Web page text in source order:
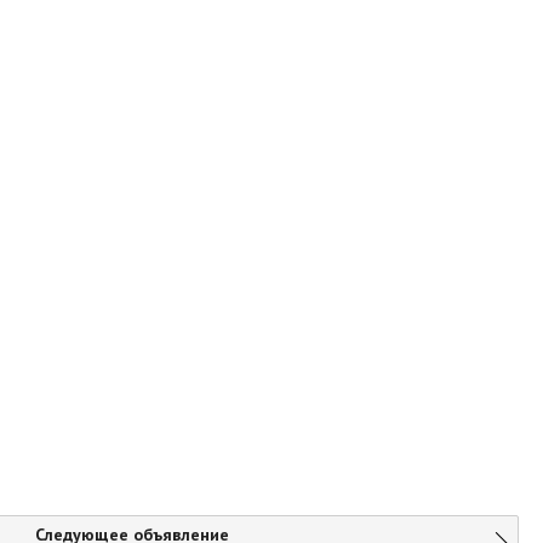
Следующее объявление